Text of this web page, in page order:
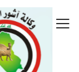
إلى قائمة
جانبية